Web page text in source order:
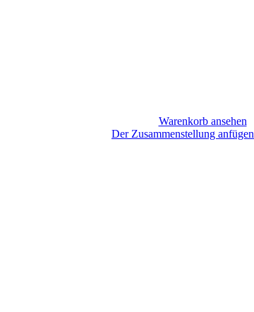
Warenkorb ansehen
Der Zusammenstellung anfügen